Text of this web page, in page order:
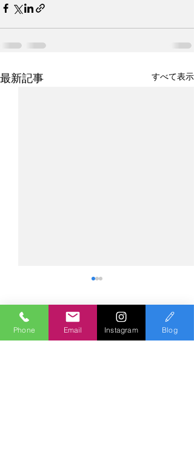
最新記事 すべて表示
コメント
Phone Email Instagram Blog